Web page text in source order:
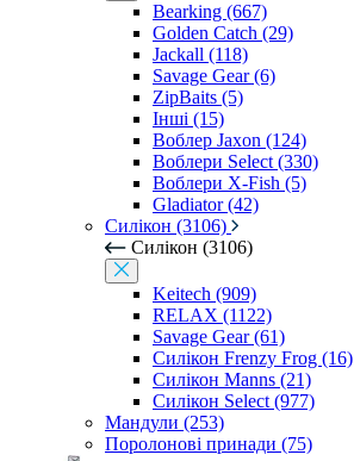
Bearking (667)
Golden Catch (29)
Jackall (118)
Savage Gear (6)
ZipBaits (5)
Інші (15)
Воблер Jaxon (124)
Воблери Select (330)
Воблери X-Fish (5)
Gladiator (42)
Силікон (3106)
Силікон (3106)
Keitech (909)
RELAX (1122)
Savage Gear (61)
Силікон Frenzy Frog (16)
Силікон Manns (21)
Силікон Select (977)
Мандули (253)
Поролонові принади (75)